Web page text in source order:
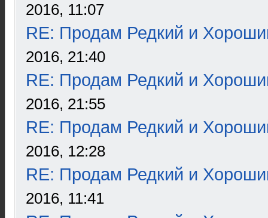
2016, 11:07
RE: Продам Редкий и
2016, 21:40
RE: Продам Редкий и
2016, 21:55
RE: Продам Редкий и
2016, 12:28
RE: Продам Редкий и
2016, 11:41